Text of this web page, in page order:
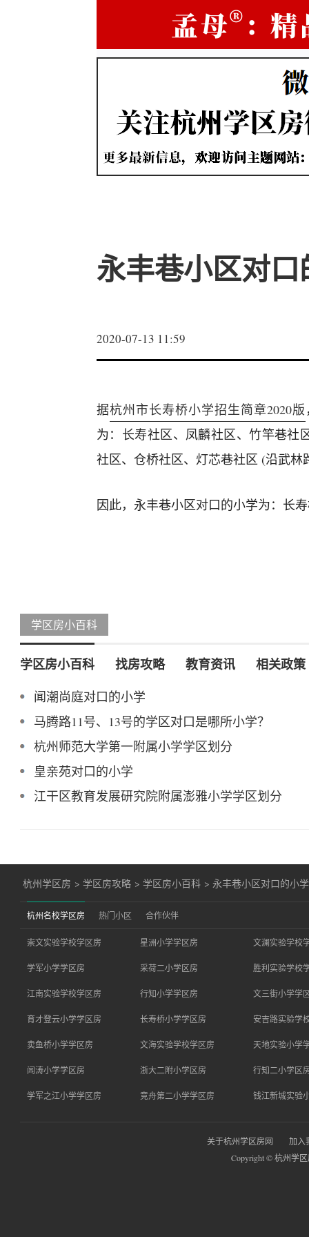
永丰巷小区对口
2020-07-13 11:59
据杭州市长寿桥小学招生简章2020版
为：长寿社区、凤麟社区、竹竿巷社
社区、仓桥社区、灯芯巷社区 (沿武林
因此，永丰巷小区对口的小学为：长
学区房小百科
学区房小百科 找房攻略 教育资讯 相关政策
闻潮尚庭对口的小学
马腾路11号、13号的学区对口是哪所小学？
杭州师范大学第一附属小学学区划分
皇亲苑对口的小学
江干区教育发展研究院附属澎雅小学学区划分
杭州学区房 > 学区房攻略 > 学区房小百科 >永丰巷小区对口的小学
杭州名校学区房 热门小区 合作伙伴
崇文实验学校学区房 星洲小学学区房 文澜实验学校
学军小学学区房 采荷二小学区房 胜利实验学校
江南实验学校学区房 行知小学学区房 文三街小学学
育才登云小学学区房 长寿桥小学学区房 安吉路实验学
卖鱼桥小学学区房 文海实验学校学区房 天地实验小学
闻涛小学学区房 浙大二附小学区房 行知二小学区
学军之江小学学区房 竞舟第二小学学区房 钱江新城实验
关于杭州学区房网
加入
Copyright © 杭州学